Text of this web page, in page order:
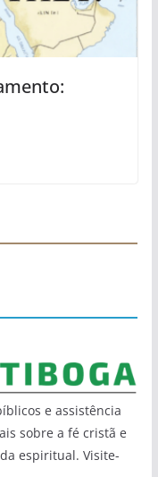
e assistência
sobre a fé cristã e
espiritual. Visite-